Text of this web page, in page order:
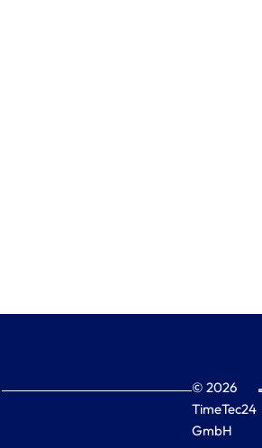
© 2026
TimeTec24
GmbH